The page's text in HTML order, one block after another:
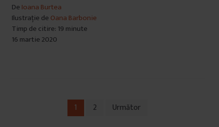
De Ioana Burtea
Ilustrație de Oana Barbonie
Timp de citire: 19 minute
16 martie 2020
Navigare
1 2 Următor